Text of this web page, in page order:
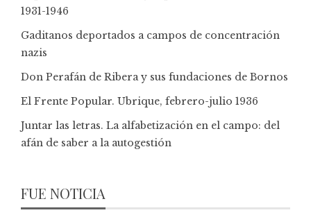
1931-1946
Gaditanos deportados a campos de concentración
nazis
Don Perafán de Ribera y sus fundaciones de Bornos
El Frente Popular. Ubrique, febrero-julio 1936
Juntar las letras. La alfabetización en el campo: del
afán de saber a la autogestión
FUE NOTICIA